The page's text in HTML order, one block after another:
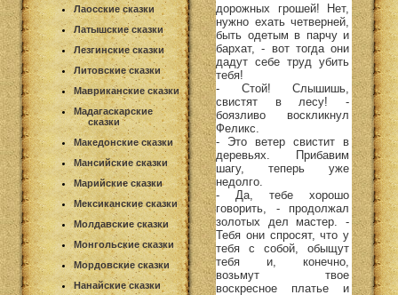
Лаосские сказки
Латышские сказки
Лезгинские сказки
Литовские сказки
Мавриканские сказки
Мадагаскарские
сказки
Македонские сказки
Мансийские сказки
Марийские сказки
Мексиканские сказки
Молдавские сказки
Монгольские сказки
Мордовские сказки
Нанайские сказки
дорожных грошей! Нет,
нужно ехать четверней,
быть одетым в парчу и
бархат, - вот тогда они
дадут себе труд убить
тебя!
- Стой! Слышишь,
свистят в лесу! -
боязливо воскликнул
Феликс.
- Это ветер свистит в
деревьях. Прибавим
шагу, теперь уже
недолго.
- Да, тебе хорошо
говорить, - продолжал
золотых дел мастер. -
Тебя они спросят, что у
тебя с собой, обыщут
тебя и, конечно,
возьмут твое
воскресное платье и